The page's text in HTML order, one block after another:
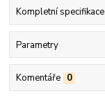
Kompletní specifikace
Parametry
Komentáře 0